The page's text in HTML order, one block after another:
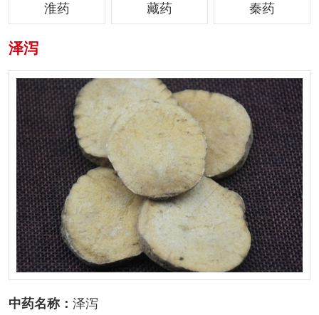
淮药 藏药 秦药
泽泻
中药名称： 泽泻